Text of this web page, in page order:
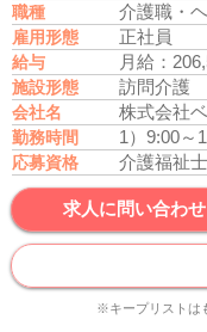
職種 介護職・
雇用形態 正社員
給与 月給：
施設形態 訪問介護
会社名 株式会社
勤務時間
応募資格
求人に問い合わせ
※キープリストは